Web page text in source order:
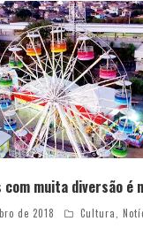
com muita diversão é
de 2018 Cultura